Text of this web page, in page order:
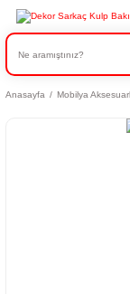
Anasayfa Mobilya